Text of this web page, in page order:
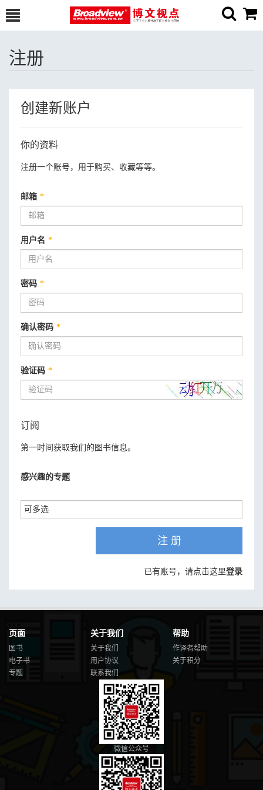
注册
创建新账户
你的资料
注册一个账号，用于购买、收藏等等。
邮箱 *
用户名 *
密码 *
确认密码 *
验证码 *
订阅
第一时间获取我们的图书信息。
感兴趣的专题
注 册
已有账号，请点击这里登录
页面
图书
电子书
专题
关于我们
关于我们
用户协议
联系我们
帮助
作译者帮助
关于积分
微信公众号